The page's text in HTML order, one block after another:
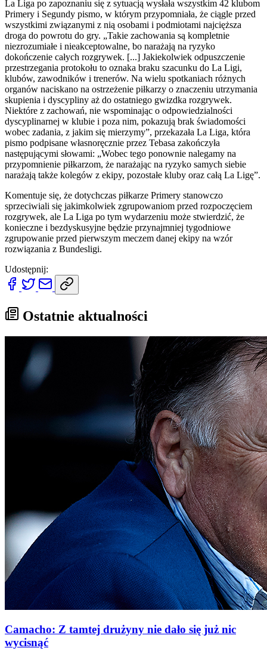
La Liga po zapoznaniu się z sytuacją wysłała wszystkim 42 klubom
Primery i Segundy pismo, w którym przypomniała, że ciągle przed
wszystkimi związanymi z nią osobami i podmiotami najcięższa
droga do powrotu do gry. „Takie zachowania są kompletnie
niezrozumiałe i nieakceptowalne, bo narażają na ryzyko
dokończenie całych rozgrywek. [...] Jakiekolwiek odpuszczenie
przestrzegania protokołu to oznaka braku szacunku do La Ligi,
klubów, zawodników i trenerów. Na wielu spotkaniach różnych
organów naciskano na ostrzeżenie piłkarzy o znaczeniu utrzymania
skupienia i dyscypliny aż do ostatniego gwizdka rozgrywek.
Niektóre z zachowań, nie wspominając o odpowiedzialności
dyscyplinarnej w klubie i poza nim, pokazują brak świadomości
wobec zadania, z jakim się mierzymy”, przekazała La Liga, która
pismo podpisane własnoręcznie przez Tebasa zakończyła
następującymi słowami: „Wobec tego ponownie nalegamy na
przypomnienie piłkarzom, że narażając na ryzyko samych siebie
narażają także kolegów z ekipy, pozostałe kluby oraz całą La Ligę”.
Komentuje się, że dotychczas piłkarze Primery stanowczo
sprzeciwiali się jakimkolwiek zgrupowaniom przed rozpoczęciem
rozgrywek, ale La Liga po tym wydarzeniu może stwierdzić, że
konieczne i bezdyskusyjne będzie przynajmniej tygodniowe
zgrupowanie przed pierwszym meczem danej ekipy na wzór
rozwiązania z Bundesligi.
Udostępnij:
Ostatnie aktualności
Camacho: Z tamtej drużyny nie dało się już nic
wycisnąć